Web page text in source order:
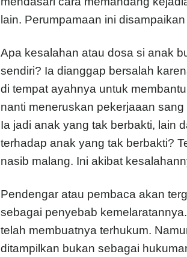
lain. Perumpamaan ini
Apa kesalahan atau dosa si anak
sendiri? Ia dianggap bersalah
di tempat ayahnya untuk
nanti meneruskan pekerjaaan
Ia jadi anak yang tak berbakti, lain
terhadap anak yang tak berbakti?
nasib malang. Ini akibat
Pendengar atau pembaca akan
sebagai penyebab
telah membuatnya terhukum.
ditampilkan bukan sebagai